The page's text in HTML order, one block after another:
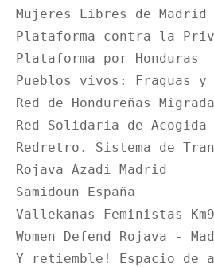
Mujeres Libres de Madrid
Plataforma contra la
Plataforma por Honduras
Pueblos vivos: Fraguas y
Red de Hondureñas
Red Solidaria de Acogida
Redretro. Sistema de
Rojava Azadi Madrid
Samidoun España
Vallekanas Feministas Km9
Women Defend Rojava -
Y retiemble! Espacio de